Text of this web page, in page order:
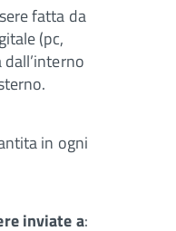
fatta da
(pc,
in ogni
inviate a: